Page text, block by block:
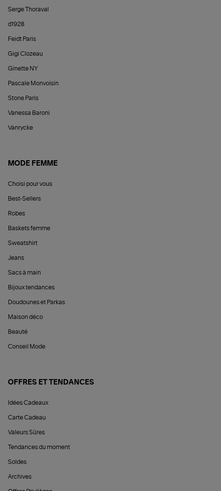
Serge Thoraval
d1928
Feidt Paris
Gigi Clozeau
Ginette NY
Pascale Monvoisin
Stone Paris
Vanessa Baroni
Vanrycke
MODE FEMME
Choisi pour vous
Best-Sellers
Robes
Baskets femme
Sweatshirt
Jeans
Sacs à main
Bijoux tendances
Doudounes et Parkas
Maison déco
Beauté
Conseil Mode
OFFRES ET TENDANCES
Idées Cadeaux
Carte Cadeau
Valeurs Sûres
Tendances du moment
Soldes
Archives